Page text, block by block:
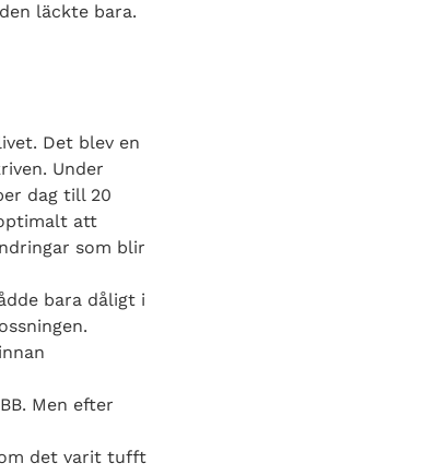
läckte bara.
Det blev en
Under
dag till 20
att
som blir
bara dåligt i
Men efter
det varit tufft